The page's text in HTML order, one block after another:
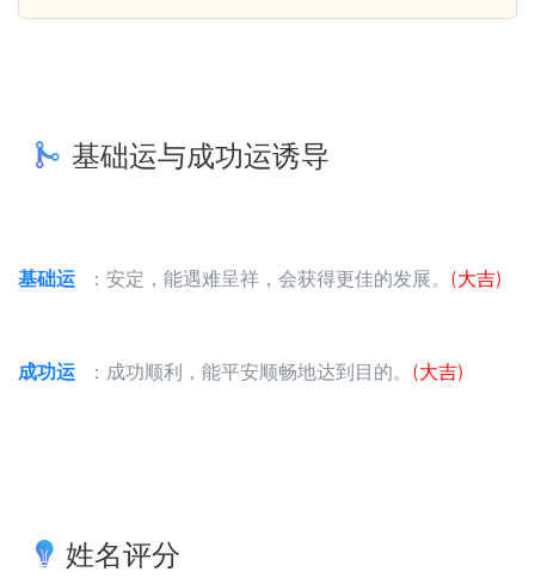
基础运与成功运诱导
基础运 ：安定，能遇难呈祥，会获得更佳的发展。 (大吉)
成功运 ：成功顺利，能平安顺畅地达到目的。 (大吉)
姓名评分